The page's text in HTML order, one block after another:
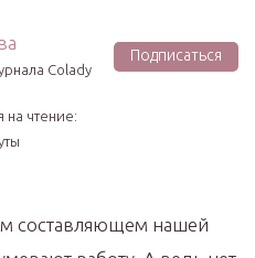
Colady
Подписаться
на чтение:
составляющем нашей